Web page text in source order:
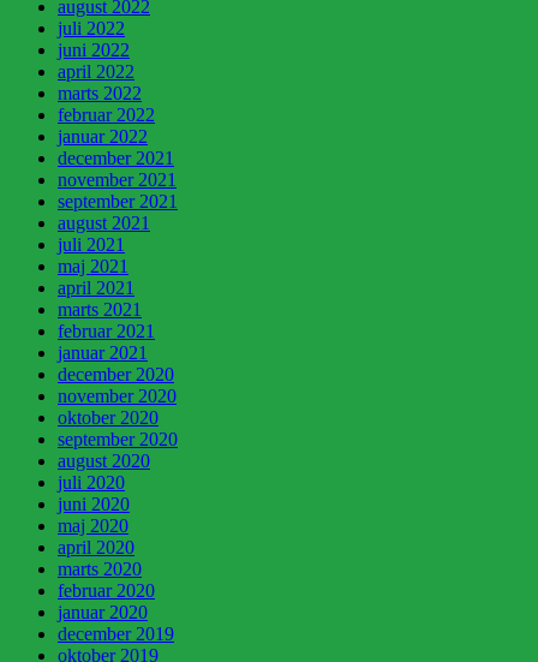
august 2022
juli 2022
juni 2022
april 2022
marts 2022
februar 2022
januar 2022
december 2021
november 2021
september 2021
august 2021
juli 2021
maj 2021
april 2021
marts 2021
februar 2021
januar 2021
december 2020
november 2020
oktober 2020
september 2020
august 2020
juli 2020
juni 2020
maj 2020
april 2020
marts 2020
februar 2020
januar 2020
december 2019
oktober 2019